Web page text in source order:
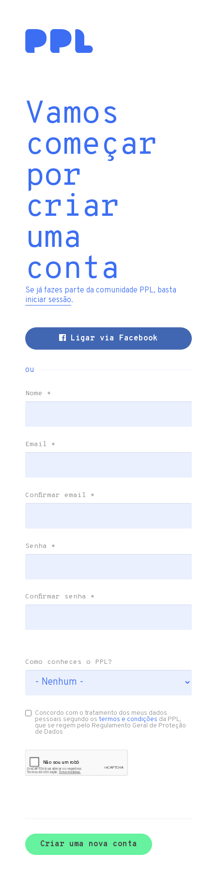
Vamos
começar
por
criar
uma
conta
Se já fazes parte da comunidade PPL, basta
iniciar sessão.
Ligar via Facebook
ou
Nome *
Email *
Confirmar email *
Senha *
Confirmar senha *
Como conheces o PPL?
Concordo com o tratamento dos meus dados
pessoais segundo ostermos e condições da PPL,
que se regem pelo Regulamento Geral de Proteção
de Dados
Criar uma nova conta